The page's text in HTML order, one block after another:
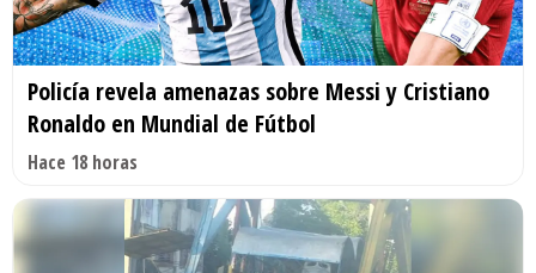
Policía revela amenazas sobre Messi y Cristiano
Ronaldo en Mundial de Fútbol
Hace 18 horas